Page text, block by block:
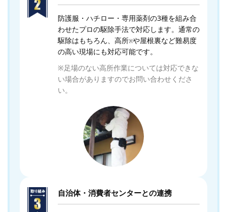
防護服・ハチロー・専用薬剤の3種を組み合
わせたプロの駆除手法で対応します。通常の
駆除はもちろん、高所※や屋根裏など難易度
の高い現場にも対応可能です。
※足場のない高所作業については対応できな
い場合がありますのでお問い合わせくださ
い。
自治体・消費者センターとの連携